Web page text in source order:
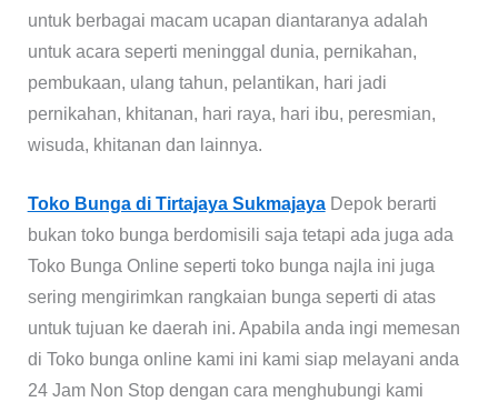
untuk berbagai macam ucapan diantaranya adalah
untuk acara seperti meninggal dunia, pernikahan,
pembukaan, ulang tahun, pelantikan, hari jadi
pernikahan, khitanan, hari raya, hari ibu, peresmian,
wisuda, khitanan dan lainnya.
Toko Bunga di Tirtajaya SukmajayaDepok berarti
bukan toko bunga berdomisili saja tetapi ada juga ada
Toko Bunga Online seperti toko bunga najla ini juga
sering mengirimkan rangkaian bunga seperti di atas
untuk tujuan ke daerah ini. Apabila anda ingi memesan
di Toko bunga online kami ini kami siap melayani anda
24 Jam Non Stop dengan cara menghubungi kami